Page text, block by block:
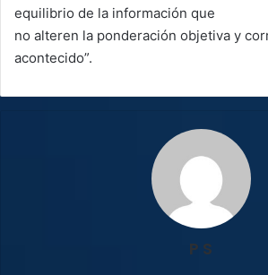
equilibrio de la información que
no alteren la ponderación objetiva y
acontecido”.
P S